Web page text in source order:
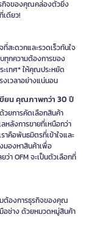
กิจของคุณคล่องตัวยิ่ง
เดียว!
สะดวกและรวดเร็วทันใจ
ทุกความต้องการของ
ทศ* ให้คุณประหยัด
งเวลาอย่างแน่นอน
ขียน คุณภาพกว่า 30 ปี
วยการคัดเลือกสินค้า
ลังการขายที่เหนือกว่า
คือพันธมิตรที่เข้าใจและ
มองหาสินค้าเพื่อ
า OFM จะเป็นตัวเลือกที่
ต้องการธุรกิจของคุณ
อช่าง ด้วยหมวดหมู่สินค้า